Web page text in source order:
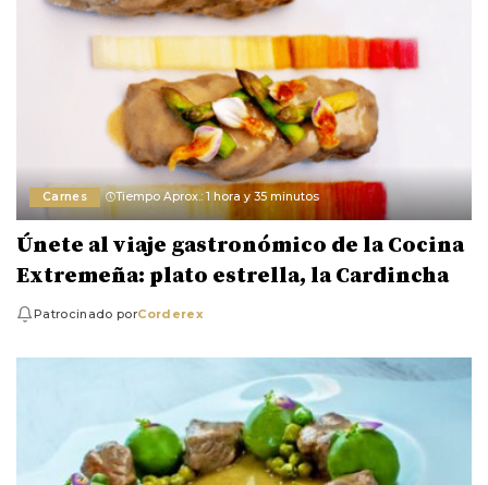
Carnes Tiempo Aprox.: 1 hora y 35 minutos
Únete al viaje gastronómico de la Cocina
Extremeña: plato estrella, la Cardincha
Patrocinado porCorderex